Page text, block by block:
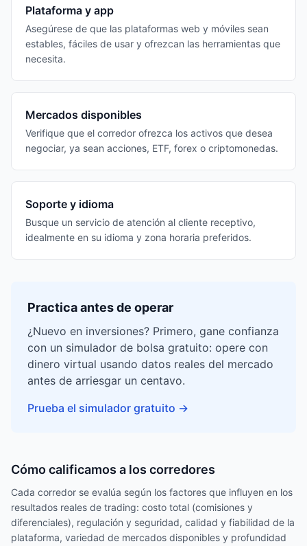
Plataforma y app
Asegúrese de que las plataformas web y móviles sean
estables, fáciles de usar y ofrezcan las herramientas que
necesita.
Mercados disponibles
Verifique que el corredor ofrezca los activos que desea
negociar, ya sean acciones, ETF, forex o criptomonedas.
Soporte y idioma
Busque un servicio de atención al cliente receptivo,
idealmente en su idioma y zona horaria preferidos.
Practica antes de operar
¿Nuevo en inversiones? Primero, gane confianza
con un simulador de bolsa gratuito: opere con
dinero virtual usando datos reales del mercado
antes de arriesgar un centavo.
Prueba el simulador gratuito →
Cómo calificamos a los corredores
Cada corredor se evalúa según los factores que influyen en los
resultados reales de trading: costo total (comisiones y
diferenciales), regulación y seguridad, calidad y fiabilidad de la
plataforma, variedad de mercados disponibles y profundidad